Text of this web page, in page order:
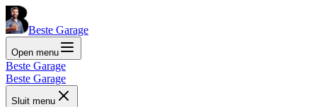
Beste Garage
Open menu
Beste Garage
Beste Garage
Sluit menu